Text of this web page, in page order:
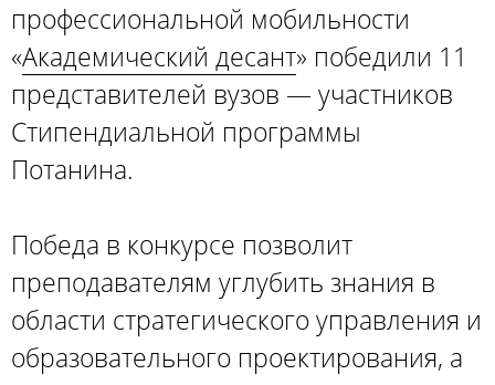
профессиональной мобильности
«Академический десант» победили 11
представителей вузов — участников
Стипендиальной программы
Потанина.
Победа в конкурсе позволит
преподавателям углубить знания в
области стратегического управления и
образовательного проектирования, а